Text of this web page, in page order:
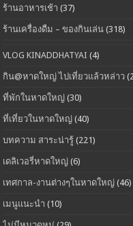
ร้านอาหารเช้า (37)
ร้านเครื่องดืม – ของกินเล่น (318)
VLOG KINADDHATYAI (4)
กิน@หาดใหญ่ ไปเที่ยวแล้วหล่าว
ที่พักในหาดใหญ่ (30)
ที่เที่ยวในหาดใหญ่ (40)
บทความ สาระน่ารู้ (221)
เดลิเวอรี่หาดใหญ่ (6)
เทศกาล-งานต่างๆในหาดใหญ่ (46)
เมนูแนะนำ (10)